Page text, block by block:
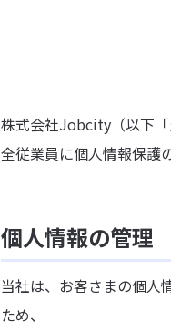
株式会社Jobcity（以下「
全従業員に個人情報保護
個人情報の管理
当社は、お客さまの個人
ため、